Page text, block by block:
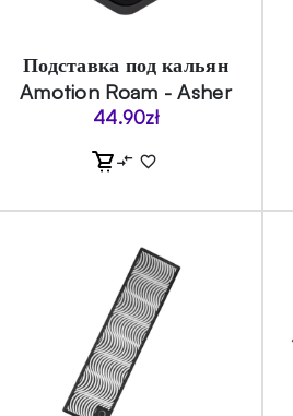
Подставка под кальян
Amotion Roam - Asher
44.90zł